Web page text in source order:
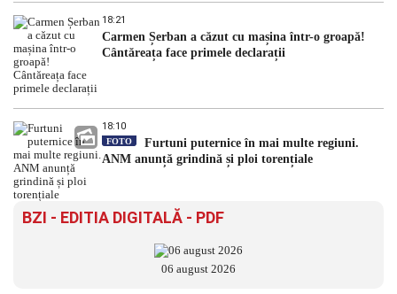
18:21
Carmen Șerban a căzut cu mașina într-o groapă!
Cântăreața face primele declarații
18:10
FOTO
Furtuni puternice în mai multe regiuni.
ANM anunță grindină și ploi torențiale
BZI - EDITIA DIGITALĂ - PDF
06 august 2026